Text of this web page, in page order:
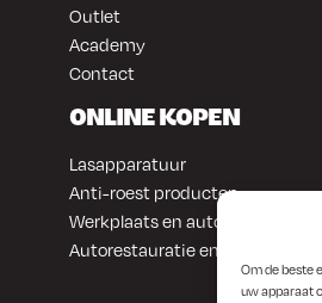
Om de beste
uw apparaat
Outlet
Academy
Contact
ONLINE KOPEN
Lasapparatuur
Anti-roest producten
Werkplaats en automotive
Autorestauratie en plaatwerk